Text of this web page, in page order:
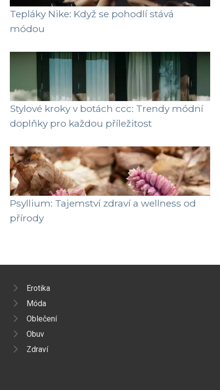
Tepláky Nike: Když se pohodlí stává
módou
Stylové kroky v botách ccc: Trendy módní
doplňky pro každou příležitost
Psyllium: Tajemství zdraví a wellness od
přírody
Erotika
Móda
Oblečení
Obuv
Zdraví